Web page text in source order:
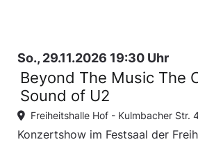
So., 29.11.2026 19:30 Uhr
Beyond The Music The
Sound of U2
Freiheitshalle Hof - Kulmbacher Str.
Konzertshow im Festsaal der